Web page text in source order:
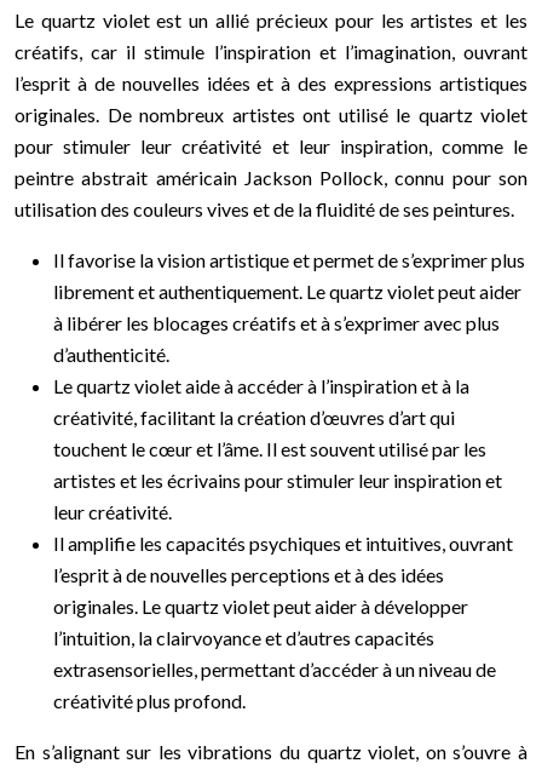
Le quartz violet est un allié précieux pour les artistes et les
créatifs, car il stimule l’inspiration et l’imagination, ouvrant
l’esprit à de nouvelles idées et à des expressions artistiques
originales. De nombreux artistes ont utilisé le quartz violet
pour stimuler leur créativité et leur inspiration, comme le
peintre abstrait américain Jackson Pollock, connu pour son
utilisation des couleurs vives et de la fluidité de ses peintures.
Il favorise la vision artistique et permet de s’exprimer plus
librement et authentiquement. Le quartz violet peut aider
à libérer les blocages créatifs et à s’exprimer avec plus
d’authenticité.
Le quartz violet aide à accéder à l’inspiration et à la
créativité, facilitant la création d’œuvres d’art qui
touchent le cœur et l’âme. Il est souvent utilisé par les
artistes et les écrivains pour stimuler leur inspiration et
leur créativité.
Il amplifie les capacités psychiques et intuitives, ouvrant
l’esprit à de nouvelles perceptions et à des idées
originales. Le quartz violet peut aider à développer
l’intuition, la clairvoyance et d’autres capacités
extrasensorielles, permettant d’accéder à un niveau de
créativité plus profond.
En s’alignant sur les vibrations du quartz violet, on s’ouvre à